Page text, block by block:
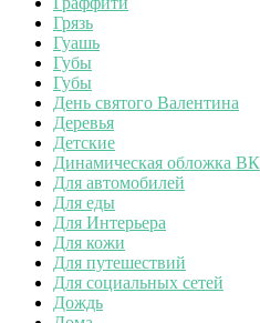
Грязь
Гуашь
Губы
Губы
День святого Валентина
Деревья
Детские
Динамическая обложка ВК
Для автомобилей
Для еды
Для Интерьера
Для кожи
Для путешествий
Для социальных сетей
Дождь